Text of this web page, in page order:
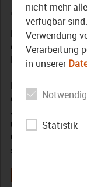
8. August 2025
Die Anrufzahlen
erhöht. Er ist
Menschen in
Themen, um die
geht es um die
Jüdische Opfer
um die
stetig steigenden
nicht mehr
verfügbar
Verwendung
Verarbeitung
in unserer
Statistik